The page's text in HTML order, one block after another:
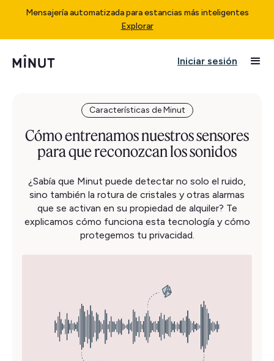
Mensajería automatizada para estancias más inteligentes
Explorar
Iniciar sesión
Características de Minut
Cómo entrenamos nuestros sensores
para que reconozcan los sonidos
¿Sabía que Minut puede detectar no solo el ruido,
sino también la rotura de cristales y otras alarmas
que se activan en su propiedad de alquiler? Te
explicamos cómo funciona esta tecnología y cómo
protegemos tu privacidad.